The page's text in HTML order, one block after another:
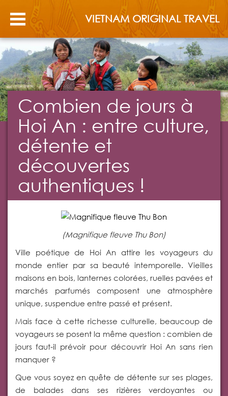
Combien de jours à
Hoi An : entre culture,
détente et
découvertes
authentiques !
(Magnifique fleuve Thu Bon)
Ville poétique de Hoi An attire les voyageurs du
monde entier par sa beauté intemporelle. Vieilles
maisons en bois, lanternes colorées, ruelles pavées et
marchés parfumés composent une atmosphère
unique, suspendue entre passé et présent.
Mais face à cette richesse culturelle, beaucoup de
voyageurs se posent la même question : combien de
jours faut-il prévoir pour découvrir Hoi An sans rien
manquer ?
Que vous soyez en quête de détente sur ses plages,
de balades dans ses rizières verdoyantes ou
VIETNAM ORIGINAL TRAVEL